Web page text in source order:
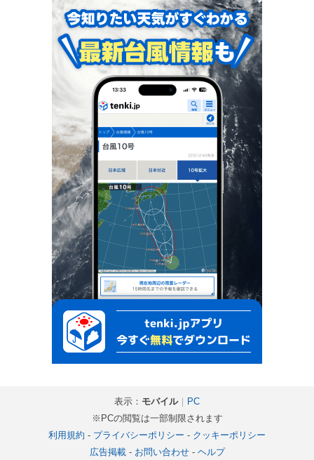
表示： モバイル｜ PC
※PCの閲覧は一部制限されます
利用規約 - プライバシーポリシー - クッキーポリシー
広告掲載- お問い合わせ- ヘルプ